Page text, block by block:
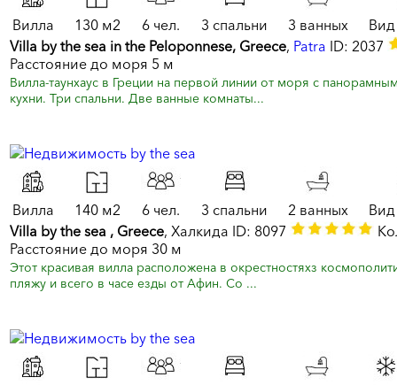
Вилла 130 м2 6 чел. 3 спальни 3 ванных
Villa by the sea in the Peloponnese, Greece, Patra ID: 2037
Расстояние до моря 5 м
Вилла-таунхаус в Греции на первой линии от моря с
кухни. Три спальни. Две ванные комнаты...
Вилла 140 м2 6 чел. 3 спальни 2 ванных
Villa by the sea , Greece, Халкида ID: 8097
Расстояние до моря 30 м
Этот красивая вилла расположена в окрестностяхз
пляжу и всего в часе езды от Афин. Со ...